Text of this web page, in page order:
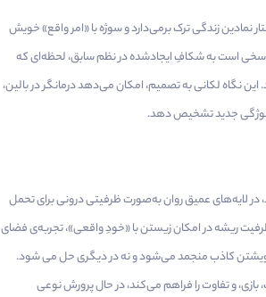
زندگی ترک برمی‌دارد و سوژه با «امر واقع» خویش
است به شکافِ ایجادشده در نظم سابق، لحظه‌ای که
نگاه لکانی به تصمیم، امکان می‌دهد درمانگر در بالین،
سوژگی جدید تشخیص دهد.
لایه‌های عمیق روان به‌صورت ظرفیتی درونی برای تحمل
ریشه در امکان زیستن با «خودِ واقعی»، تجربه‌ی فضای
خویشتن کاذب منجمد می‌شود و نه در دیگری حل می شود.
و تفاوت را فراهم می‌کند، در حال پرورش نوعی